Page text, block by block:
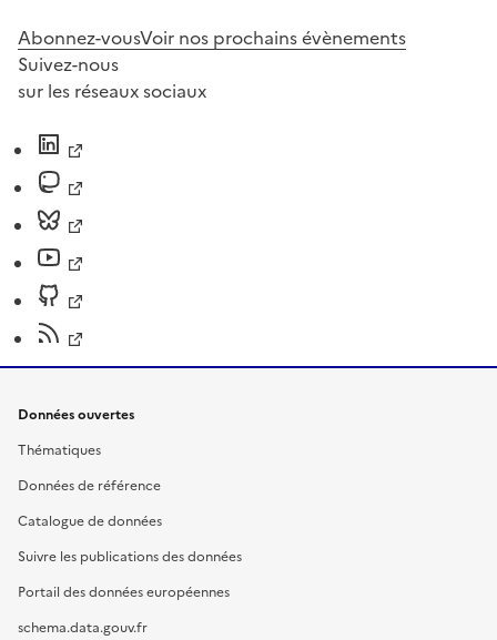
Abonnez-vousVoir nos prochains évènements
Suivez-nous
sur les réseaux sociaux
Données ouvertes
Thématiques
Données de référence
Catalogue de données
Suivre les publications des données
Portail des données européennes
schema.data.gouv.fr